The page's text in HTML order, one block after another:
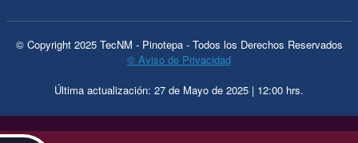
© Copyright 2025 TecNM - Pinotepa - Todos los Derechos Reservados
© Aviso de Privacidad
Última actualización: 27 de Mayo de 2025 | 12:00 hrs.